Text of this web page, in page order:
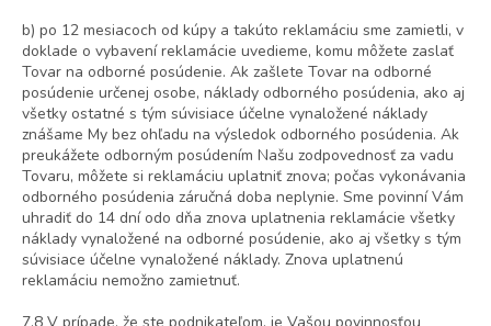
b) po 12 mesiacoch od kúpy a takúto reklamáciu sme zamietli, v
doklade o vybavení reklamácie uvedieme, komu môžete zaslať
Tovar na odborné posúdenie. Ak zašlete Tovar na odborné
posúdenie určenej osobe, náklady odborného posúdenia, ako aj
všetky ostatné s tým súvisiace účelne vynaložené náklady
znášame My bez ohľadu na výsledok odborného posúdenia. Ak
preukážete odborným posúdením Našu zodpovednosť za vadu
Tovaru, môžete si reklamáciu uplatniť znova; počas vykonávania
odborného posúdenia záručná doba neplynie. Sme povinní Vám
uhradiť do 14 dní odo dňa znova uplatnenia reklamácie všetky
náklady vynaložené na odborné posúdenie, ako aj všetky s tým
súvisiace účelne vynaložené náklady. Znova uplatnenú
reklamáciu nemožno zamietnuť.